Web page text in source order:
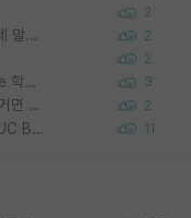
2
타대학원 컨텍 준비중인데, 지도교수님께는 언제 말씀드려야 할까요? 2
2
우리나라도 학구 열풍보면 Higher Doctorate 학위가 필요하다고 봅니다. 3
컨택이후 랩매니저, PhD학생들 소개 시켜주신거면 거의 컨펌에 가깝나요? 2
Korea University 수학, 컴퓨터과학 이학사, UC Berkeley 산업공학 대학원 공학박사가 되는 것은 쉽지 않겠죠? 11